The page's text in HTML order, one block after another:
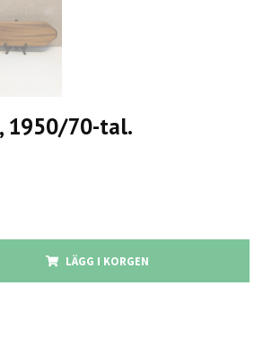
1950/70-tal.
LÄGG I KORGEN